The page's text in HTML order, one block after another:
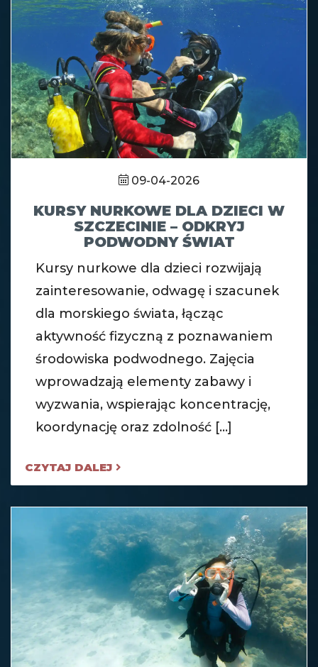
09-04-2026
KURSY NURKOWE DLA DZIECI W
SZCZECINIE – ODKRYJ
PODWODNY ŚWIAT
Kursy nurkowe dla dzieci rozwijają
zainteresowanie, odwagę i szacunek
dla morskiego świata, łącząc
aktywność fizyczną z poznawaniem
środowiska podwodnego. Zajęcia
wprowadzają elementy zabawy i
wyzwania, wspierając koncentrację,
koordynację oraz zdolność [...]
CZYTAJ DALEJ